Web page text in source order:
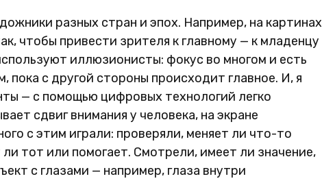
разных стран и эпох. Например, на картинах
чтобы привести зрителя к главному — к младенцу
иллюзионисты: фокус во многом и есть
пока с другой стороны происходит главное. И, я
— с помощью цифровых технологий легко
сдвиг внимания у человека, на экране
с этим играли: проверяли, меняет ли что-то
тот или помогает. Смотрели, имеет ли значение,
с глазами — например, глаза внутри